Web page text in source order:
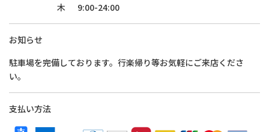
木
9:00-24:00
お知らせ
駐車場を完備しております。行楽帰り等お気軽にご来店くださ
い。
支払い方法